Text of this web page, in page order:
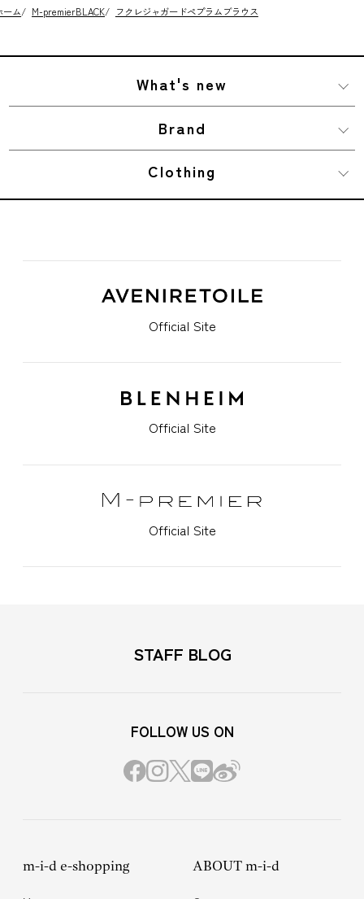
ーム/ M-premierBLACK/ フクレジャガードペプラムブラウス
What's new
Brand
Clothing
Official Site
Official Site
Official Site
STAFF BLOG
FOLLOW US ON
m-i-d e-shopping ABOUT m-i-d